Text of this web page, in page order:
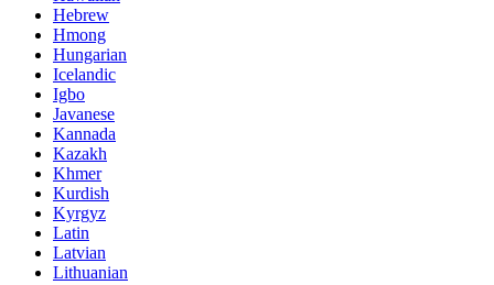
Hebrew
Hmong
Hungarian
Icelandic
Igbo
Javanese
Kannada
Kazakh
Khmer
Kurdish
Kyrgyz
Latin
Latvian
Lithuanian